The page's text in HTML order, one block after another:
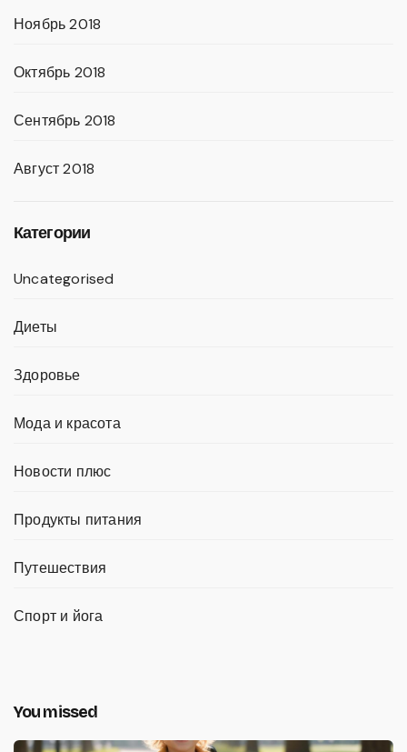
Ноябрь 2018
Октябрь 2018
Сентябрь 2018
Август 2018
Категории
Uncategorised
Диеты
Здоровье
Мода и красота
Новости плюс
Продукты питания
Путешествия
Спорт и йога
You missed